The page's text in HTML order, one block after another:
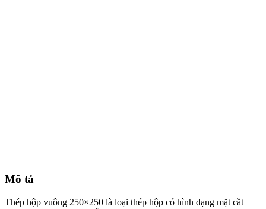
Mô tả
Thép hộp vuông 250×250 là loại thép hộp có hình dạng mặt cắt